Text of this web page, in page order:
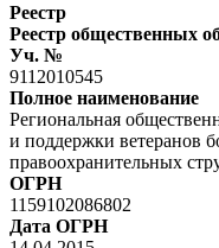
Реестр
Реестр общественных
Уч. №
9112010545
Полное наименование
Региональная
и поддержки ветеранов
правоохранительных
ОГРН
1159102086802
Дата ОГРН